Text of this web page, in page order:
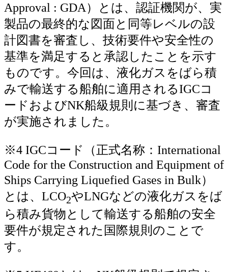
Approval : GDA）とは、認証機関が、実
製品の最終的な図面と同等レベルの設
計図書を審査し、技術要件や安全性の
基準を満足すると承認したことを示す
ものです。今回は、液化ガスをばら積
みで輸送する船舶に適用されるIGCコ
ードおよびNK船級規則に基づき、審査
が実施されました。
※4 IGCコード（正式名称：International
Code for the Construction and Equipment of
Ships Carrying Liquefied Gases in Bulk）
とは、LCO2やLNGなどの液化ガスをば
ら積み貨物として輸送する船舶の安全
要件が規定された国際規則のことで
す。